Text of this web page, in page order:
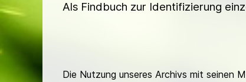
Als Findbuch zur Identifizierung
Die Nutzung unseres Archivs mit seinen